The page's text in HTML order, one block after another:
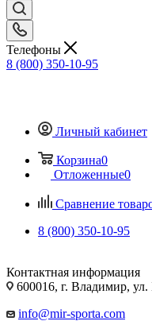
Телефоны
8 (800) 350-10-95
Личный кабинет
Корзина0
Отложенные0
Сравнение
8 (800) 350-10-95
Контактная информация
600016, г. Владимир,
info@mir-sporta.com